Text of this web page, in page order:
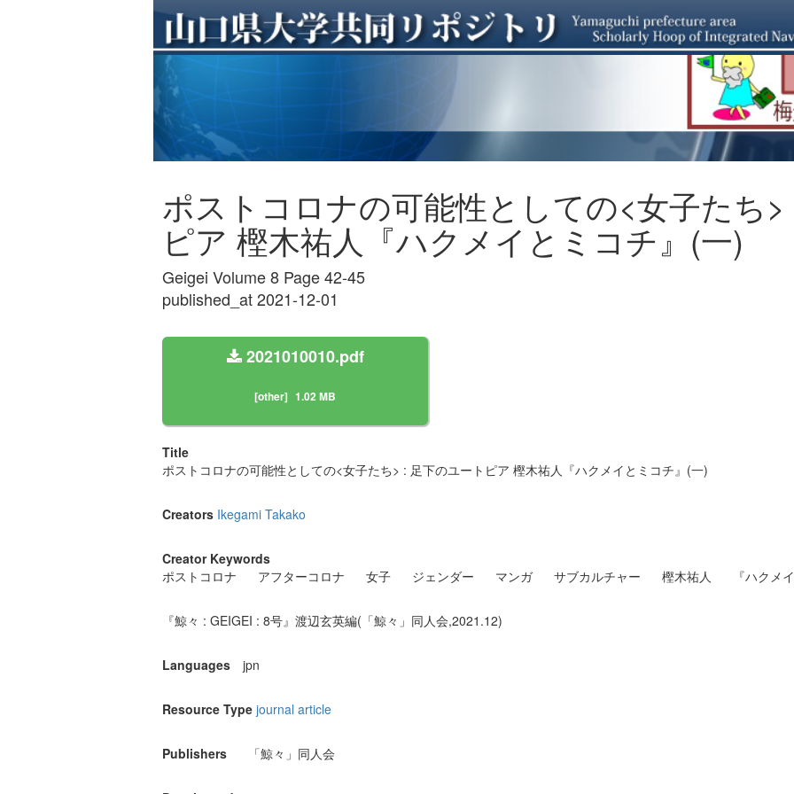
ポストコロナの可能性としての<女子たち>
ピア 樫木祐人『ハクメイとミコチ』(一)
Geigei Volume 8 Page 42-45
published_at 2021-12-01
2021010010.pdf
[other] 1.02 MB
Title
ポストコロナの可能性としての<女子たち> : 足下のユートピア 樫木祐人『ハクメイとミコチ』(一)
Creators Ikegami Takako
Creator Keywords
ポストコロナ
アフターコロナ 女子 ジェンダー マンガ サブカルチャー 樫木祐人 『ハクメ
『鯨々 : GEIGEI : 8号』渡辺玄英編(「鯨々」同人会,2021.12)
Languages jpn
Resource Type journal article
Publishers 「鯨々」同人会